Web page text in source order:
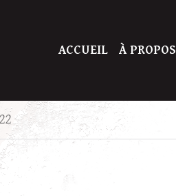
ACCUEIL À PROPOS